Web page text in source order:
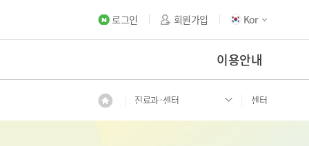
로그인 회원가입 Kor
이용안내
진료과·센터 센터